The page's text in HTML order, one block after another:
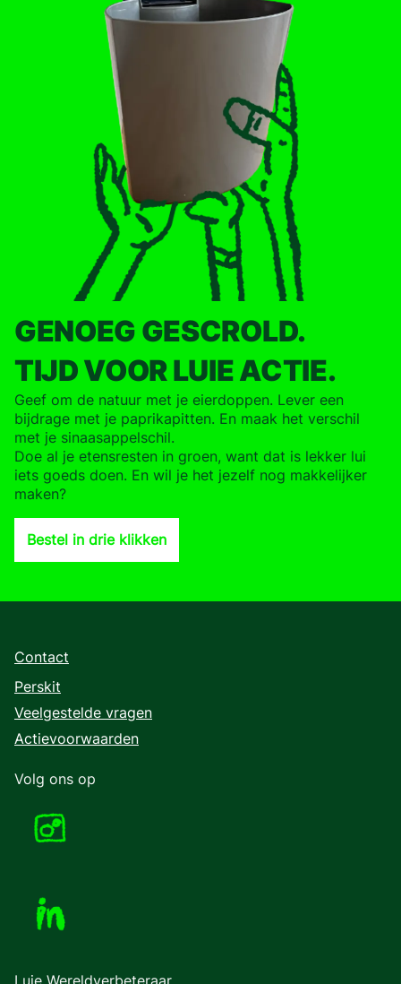
GENOEG GESCROLD.
TIJD VOOR LUIE ACTIE.
Geef om de natuur met je eierdoppen. Lever een
bijdrage met je paprikapitten. En maak het verschil
met je sinaasappelschil.
Doe al je etensresten in groen, want dat is lekker lui
iets goeds doen. En wil je het jezelf nog makkelijker
maken?
Bestel in drie klikken
Contact
Perskit
Veelgestelde vragen
Actievoorwaarden
Volg ons op